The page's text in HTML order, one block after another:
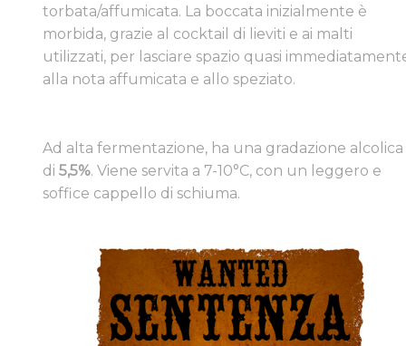
torbata/affumicata. La boccata inizialmente è
morbida, grazie al cocktail di lieviti e ai malti
utilizzati, per lasciare spazio quasi
alla nota affumicata e allo speziato.
​Ad alta fermentazione, ha una gradazione alcolica
di5,5%. Viene servita a 7-10°C, con un leggero e
soffice cappello di schiuma.